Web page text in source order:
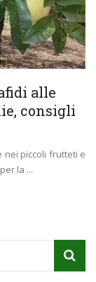
alle
consigli
nei piccoli frutteti e
la ...